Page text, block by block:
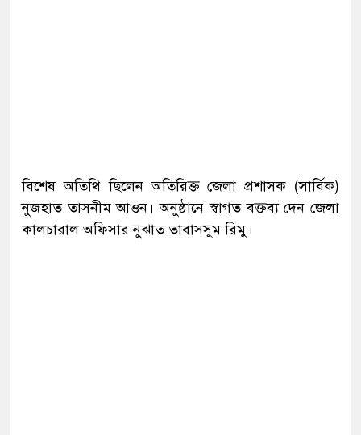
বিশেষ অতিথি ছিলেন অতিরিক্ত জেলা প্রশাসক (সার্বিক)
নুজহাত তাসনীম আওন। অনুষ্ঠানে স্বাগত বক্তব্য দেন জেলা
কালচারাল অফিসার নুঝাত তাবাসসুম রিমু।